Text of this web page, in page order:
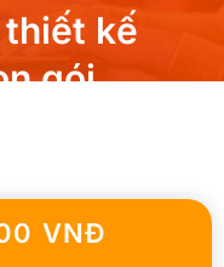
thiết kế
gói
VNĐ